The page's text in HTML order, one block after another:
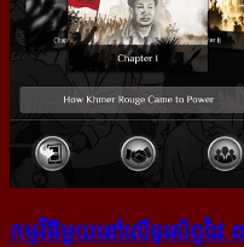
កម្មវិធី​មួយ​នៅ​លើ​ទូរស័ព្ទ​ដៃ ព